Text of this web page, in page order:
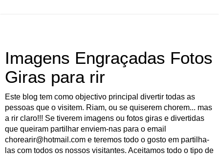
Imagens Engraçadas Fotos
Giras para rir
Este blog tem como objectivo principal divertir todas as
pessoas que o visitem. Riam, ou se quiserem chorem... mas
a rir claro!!! Se tiverem imagens ou fotos giras e divertidas
que queiram partilhar enviem-nas para o email
chorearir@hotmail.com e teremos todo o gosto em partilha-
las com todos os nossos visitantes. Aceitamos todo o tipo de